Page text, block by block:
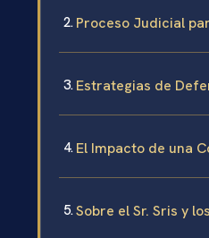
Proceso Judicial
Estrategias de
El Impacto de una
Sobre el Sr. Sris y